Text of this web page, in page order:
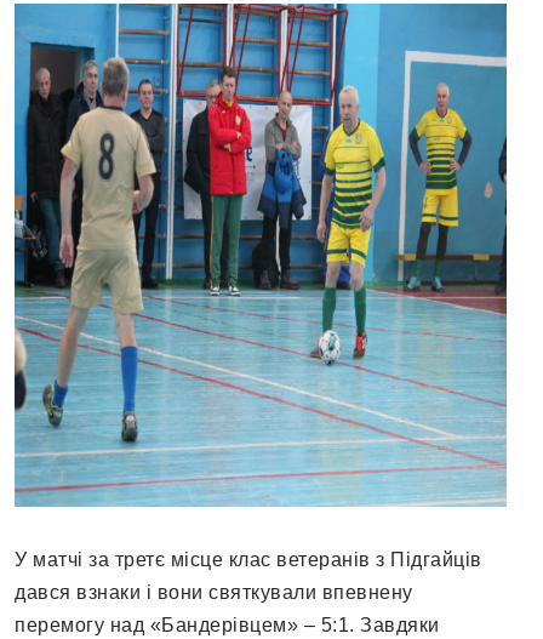
У матчі за третє місце клас ветеранів з Підгайців
дався взнаки і вони святкували впевнену
перемогу над «Бандерівцем» – 5:1. Завдяки